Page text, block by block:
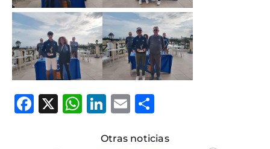
Facebook
X WhatsApp
LinkedIn
Email
Otras noticias